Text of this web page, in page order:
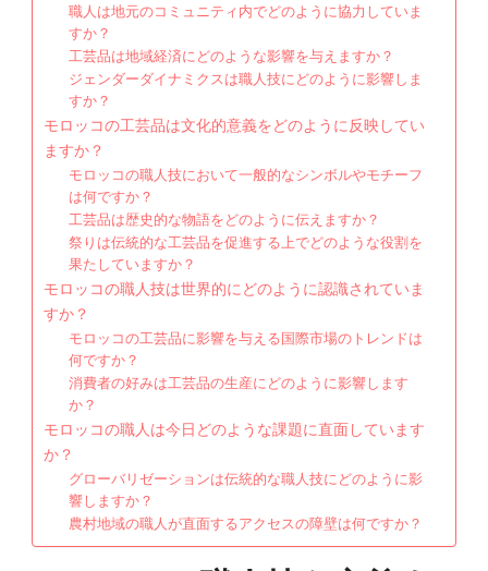
職人は地元のコミュニティ内でどのように協力していま
すか？
工芸品は地域経済にどのような影響を与えますか？
ジェンダーダイナミクスは職人技にどのように影響しま
すか？
モロッコの工芸品は文化的意義をどのように反映してい
ますか？
モロッコの職人技において一般的なシンボルやモチーフ
は何ですか？
工芸品は歴史的な物語をどのように伝えますか？
祭りは伝統的な工芸品を促進する上でどのような役割を
果たしていますか？
モロッコの職人技は世界的にどのように認識されていま
すか？
モロッコの工芸品に影響を与える国際市場のトレンドは
何ですか？
消費者の好みは工芸品の生産にどのように影響します
か？
モロッコの職人は今日どのような課題に直面しています
か？
グローバリゼーションは伝統的な職人技にどのように影
響しますか？
農村地域の職人が直面するアクセスの障壁は何ですか？